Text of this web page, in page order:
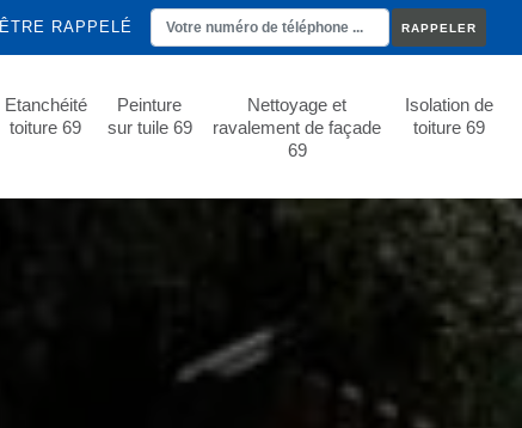
ÊTRE RAPPELÉ
Etanchéité
toiture 69
Peinture
sur tuile 69
Nettoyage et
ravalement de façade
69
Isolation de
toiture 69